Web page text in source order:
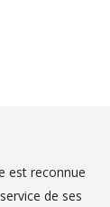
est reconnue
de ses